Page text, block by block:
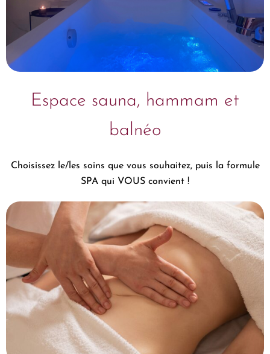
Espace sauna, hammam et
balnéo
Choisissez le/les soins que vous souhaitez, puis la formule
SPA qui VOUS convient !